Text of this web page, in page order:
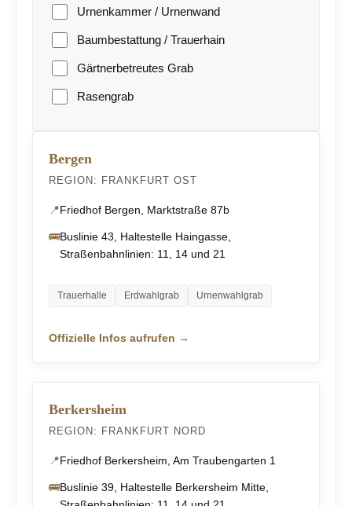
Urnenkammer / Urnenwand
Baumbestattung / Trauerhain
Gärtnerbetreutes Grab
Rasengrab
Bergen
REGION: FRANKFURT OST
📍Friedhof Bergen, Marktstraße 87b
🚌Buslinie 43, Haltestelle Haingasse,
Straßenbahnlinien: 11, 14 und 21
Trauerhalle Erdwahlgrab Urnenwahlgrab
Offizielle Infos aufrufen →
Berkersheim
REGION: FRANKFURT NORD
📍Friedhof Berkersheim, Am Traubengarten 1
🚌Buslinie 39, Haltestelle Berkersheim Mitte,